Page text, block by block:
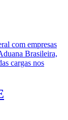
com empresas
Brasileira,
cargas nos